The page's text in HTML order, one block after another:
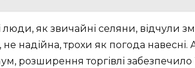
люди, як звичайні селяни, відчули
не надійна, трохи як погода навесні.
розширення торгівлі забезпечило